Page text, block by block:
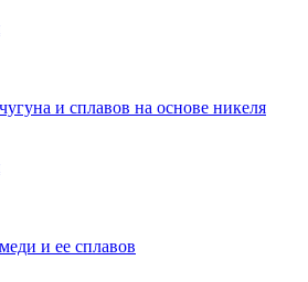
и сплавов на основе никеля
и ее сплавов